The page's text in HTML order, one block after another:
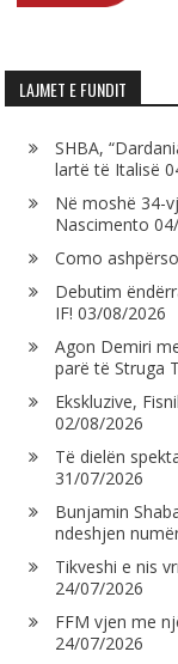
LAJMET E FUNDIT
SHBA,
lartë të Italisë
Në moshë 34-
Nascimento
Como
Debutim
IF! 03/08/2026
Agon Demiri
parë të Struga
Ekskluzive,
02/08/2026
Të dielën
31/07/2026
Bunjamin
ndeshjen
Tikveshi e nis
24/07/2026
FFM vjen me
24/07/2026